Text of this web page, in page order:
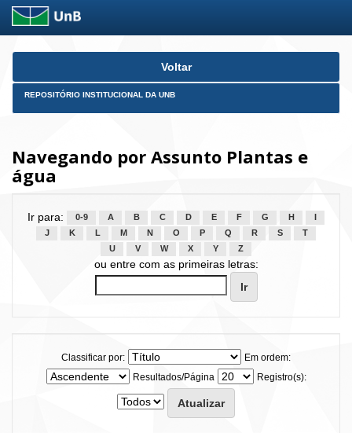
Skip
Voltar
REPOSITÓRIO INSTITUCIONAL DA UNB
Navegando por Assunto Plantas e
água
Ir para: 0-9 A B C D E F G H
J
K L M N O P Q R S
T
U
V W X Y Z
ou entre com as primeiras letras:
Classificar por:
Em ordem:
Resultados/Página
Registro(s):